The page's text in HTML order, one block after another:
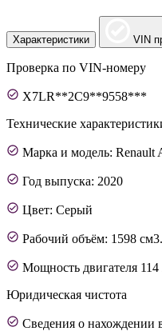
Характеристики VIN
Проверка по VIN-номеру
X7LR**2C9**9558***
Технические
Марка и модель: Renault
Год выпуска: 2020
Цвет: Серый
Рабочий объём: 1598 см3.
Мощность двигателя 114
Юридическая чистота
Сведения о нахождении